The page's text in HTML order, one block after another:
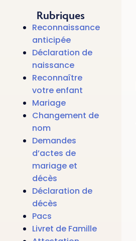
Rubriques
Reconnaissance
anticipée
Déclaration de
naissance
Reconnaître
votre enfant
Mariage
Changement de
nom
Demandes
d’actes de
mariage et
décès
Déclaration de
décès
Pacs
Livret de Famille